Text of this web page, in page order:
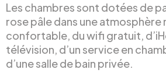
Les chambres sont dotées de
rose pâle dans une atmosphère
confortable, du wifi gratuit,
télévision, d’un service en
d’une salle de bain privée.